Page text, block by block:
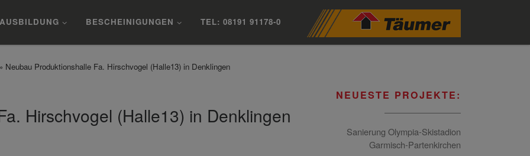
AUSBILDUNG BESCHEINIGUNGEN TEL: 08191 91178-0
Neubau Produktionshalle Fa. Hirschvogel (Halle13) in Denklingen
Hirschvogel (Halle13) in Denklingen
NEUESTE PROJEKTE:
Sanierung Olympia-Skistadion
Garmisch-Partenkirchen